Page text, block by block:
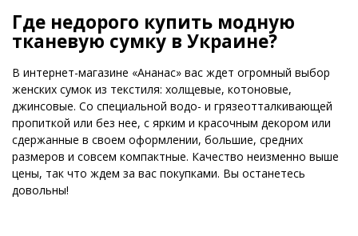
Где недорого купить модную
тканевую сумку в Украине?
В интернет-магазине «Ананас» вас ждет огромный выбор
женских сумок из текстиля: холщевые, котоновые,
джинсовые. Со специальной водо- и грязеотталкивающей
пропиткой или без нее, с ярким и красочным декором или
сдержанные в своем оформлении, большие, средних
размеров и совсем компактные. Качество неизменно выше
цены, так что ждем за вас покупками. Вы останетесь
довольны!